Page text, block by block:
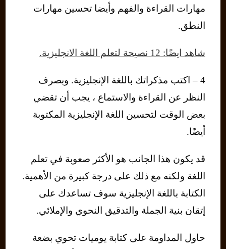
مهارات القراءة والفهم وأيضا تحسين مهارات
النطق.
شاهد ايضًا: 12 نصيحة لتعلم اللغة الانجليزية.
4 – اكتب مذكراتك باللغة الإنجليزية. وبصرف
النظر عن القراءة والاستماع ، يجب أن تقضي
بعض الوقت لتحسين اللغة الإنجليزية المكتوبة
أيضًا.
قد يكون هذا الجانب هو الأكثر صعوبة في تعلم
اللغة ولكنه مع ذلك على درجة كبيرة من الأهمية.
الكتابة باللغة الإنجليزية سوف تساعدك على
إتقان بنية الجملة والتدقيق النحوي والإملائي.
حاول المداومة على كتابة يوميات تحوي بضعة